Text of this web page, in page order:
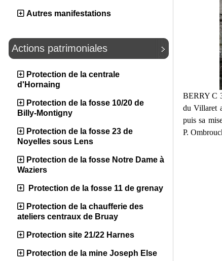
Autres manifestations
Actions patrimoniales
Protection de la centrale
d'Hornaing
Protection de la fosse 10/20 de
Billy-Montigny
Protection de la fosse 23 de
Noyelles sous Lens
Protection de la fosse Notre Dame à
Waziers
Protection de la fosse 11 de grenay
Protection de la chaufferie des
ateliers centraux de Bruay
Protection site 21/22 Harnes
Protection de la mine Joseph Else
BERRY C
du Villaret
puis sa
P.